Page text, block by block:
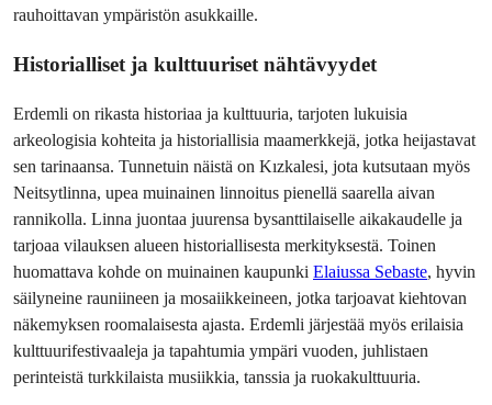
rauhoittavan ympäristön asukkaille.
Historialliset ja kulttuuriset nähtävyydet
Erdemli on rikasta historiaa ja kulttuuria, tarjoten lukuisia
arkeologisia kohteita ja historiallisia maamerkkejä, jotka heijastavat
sen tarinaansa. Tunnetuin näistä on Kızkalesi, jota kutsutaan myös
Neitsytlinna, upea muinainen linnoitus pienellä saarella aivan
rannikolla. Linna juontaa juurensa bysanttilaiselle aikakaudelle ja
tarjoaa vilauksen alueen historiallisesta merkityksestä. Toinen
huomattava kohde on muinainen kaupunki Elaiussa Sebaste, hyvin
säilyneine rauniineen ja mosaiikkeineen, jotka tarjoavat kiehtovan
näkemyksen roomalaisesta ajasta. Erdemli järjestää myös erilaisia
kulttuurifestivaaleja ja tapahtumia ympäri vuoden, juhlistaen
perinteistä turkkilaista musiikkia, tanssia ja ruokakulttuuria.